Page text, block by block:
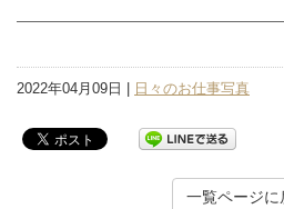
2022年04月09日 | 日々のお仕事写真
一覧ページに